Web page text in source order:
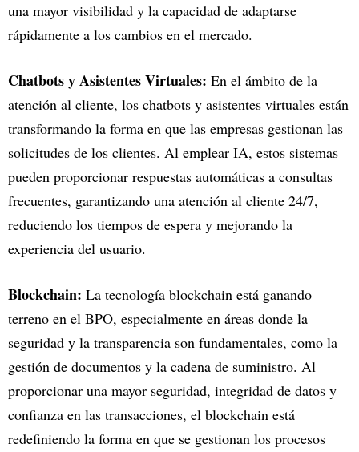
una mayor visibilidad y la capacidad de adaptarse
rápidamente a los cambios en el mercado.
Chatbots y Asistentes Virtuales: En el ámbito de la
atención al cliente, los chatbots y asistentes virtuales están
transformando la forma en que las empresas gestionan las
solicitudes de los clientes. Al emplear IA, estos sistemas
pueden proporcionar respuestas automáticas a consultas
frecuentes, garantizando una atención al cliente 24/7,
reduciendo los tiempos de espera y mejorando la
experiencia del usuario.
Blockchain: La tecnología blockchain está ganando
terreno en el BPO, especialmente en áreas donde la
seguridad y la transparencia son fundamentales, como la
gestión de documentos y la cadena de suministro. Al
proporcionar una mayor seguridad, integridad de datos y
confianza en las transacciones, el blockchain está
redefiniendo la forma en que se gestionan los procesos